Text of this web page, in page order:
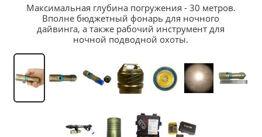
Максимальная глубина погружения - 30 метров.
Вполне бюджетный фонарь для ночного
дайвинга, а также рабочий инструмент для
ночной подводной охоты.